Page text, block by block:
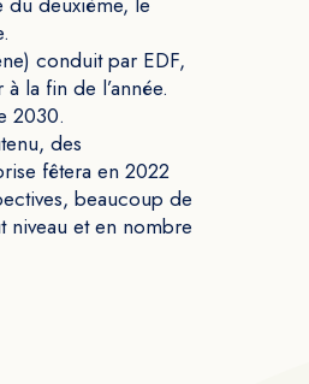
conduit par EDF,
la fin de l’année.
2030.
des
fêtera en 2022
beaucoup de
niveau et en nombre